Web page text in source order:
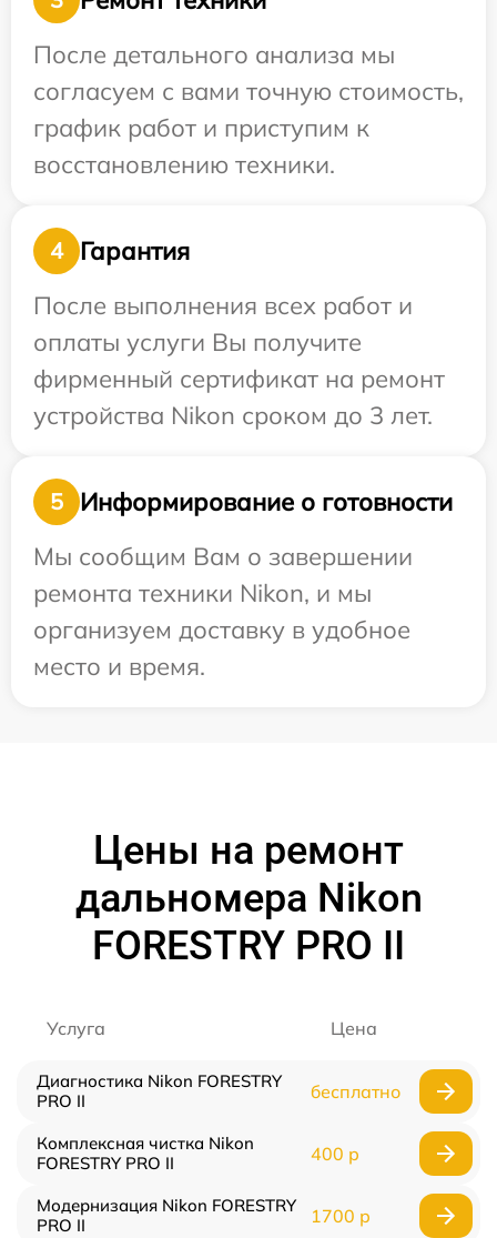
После детального анализа мы
согласуем с вами точную стоимость,
график работ и приступим к
восстановлению техники.
4
Гарантия
После выполнения всех работ и
оплаты услуги Вы получите
фирменный сертификат на ремонт
устройства Nikon сроком до 3 лет.
5
Информирование о готовности
Мы сообщим Вам о завершении
ремонта техники Nikon, и мы
организуем доставку в удобное
место и время.
Цены на ремонт
дальномера Nikon
FORESTRY PRO II
Услуга Цена
Диагностика Nikon FORESTRY
PRO II
бесплатно
Комплексная чистка Nikon
FORESTRY PRO II
400 р
Модернизация Nikon FORESTRY
PRO II
1700 р